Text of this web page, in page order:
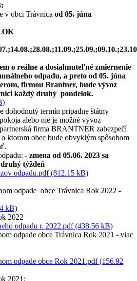
v obci Trávnica od 05. júna
o reálne a dosiahnuteľné zmiernenie
odpadu, a preto od 05. júna
firmou Brantner, bude vývoz
každý druhý pondelok.
dohodnutý termín pripadne štátny
alebo nie je možné vývoz
firma BRANTNER zabezpečí
ktorom obec bude obvyklým spôsobom
- zmena od 05.06. 2023 sa
týždeň
odpadu.pdf (812.15 kB)
odpade obce Trávnica Rok 2022 -
kB)
2022
odpadu r. 2022.pdf (438.56 kB)
odpade obce Trávnica Rok 2021 - viac
odpade obce Rok 2021.pdf (156.92
2021: